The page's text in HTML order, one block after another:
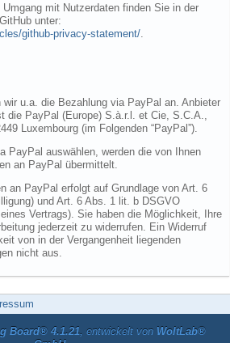
mit Nutzerdaten finden Sie in der
unter:
github-privacy-statement/
u.a. die Bezahlung via PayPal an. Anbieter
die PayPal (Europe) S.à.r.l. et Cie, S.C.A.,
Luxembourg (im Folgenden “PayPal”).
PayPal auswählen, werden die von Ihnen
an PayPal übermittelt.
an PayPal erfolgt auf Grundlage von Art. 6
und Art. 6 Abs. 1 lit. b DSGVO
Vertrags). Sie haben die Möglichkeit, Ihre
jederzeit zu widerrufen. Ein Widerruf
von in der Vergangenheit liegenden
nicht aus.
Board® 4.1.21, entwickelt von WoltLab®